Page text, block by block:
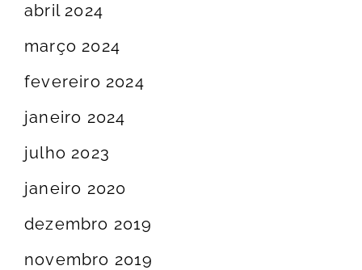
abril 2024
março 2024
fevereiro 2024
janeiro 2024
julho 2023
janeiro 2020
dezembro 2019
novembro 2019